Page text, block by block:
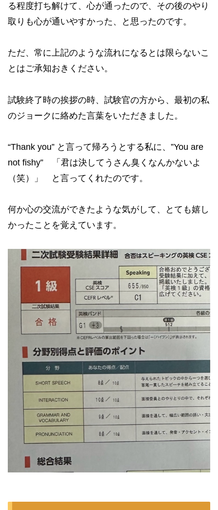
る程度打ち解けて、心が通ったので、その後のやり
取りも心が通いやすかった、と思ったのです。
ただ、常に上記のような流れになるとは限らないこ
とはご承知おきください。
試験終了時の挨拶の時、試験官の方から、最初の私
のジョークに絡めた言葉をいただきました。
“Thank you” と言って帰ろうとする私に、”You are
not fishy” 「君は決してうさん臭くなんかないよ
（笑）」 と言ってくれたのです。
何か心の交流ができたような気がして、とても嬉し
かったことを覚えています。